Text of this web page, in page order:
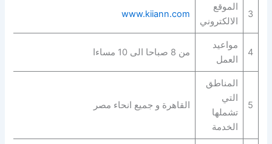
3
الموقع
الالكتروني
www.kiiann.com
4
مواعيد
العمل
من 8 صباحا الى 10 مساءا
5
المناطق
التي
تشملها
الخدمة
القاهرة و جميع انحاء مصر